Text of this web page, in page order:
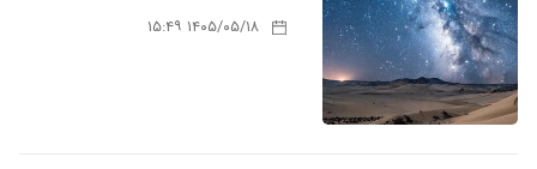
۱۴۰۵/۰۵/۱۸ ۱۵:۴۹